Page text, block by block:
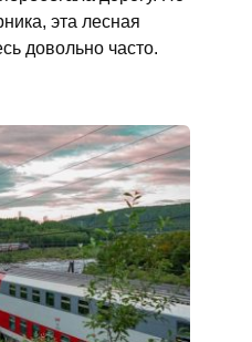
эта лесная
довольно часто.